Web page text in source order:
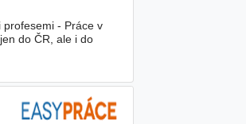
- Práce v
do ČR, ale i do